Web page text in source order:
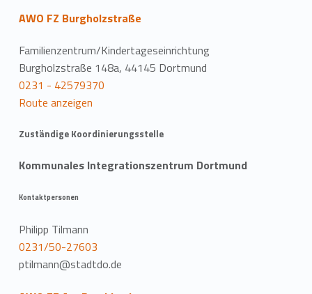
AWO FZ Burgholzstraße
Familienzentrum/Kindertageseinrichtung
Burgholzstraße 148a, 44145 Dortmund
0231 - 42579370
Route anzeigen
Zuständige Koordinierungsstelle
Kommunales Integrationszentrum Dortmund
Kontaktpersonen
Philipp Tilmann
0231/50-27603
ptilmann@stadtdo.de